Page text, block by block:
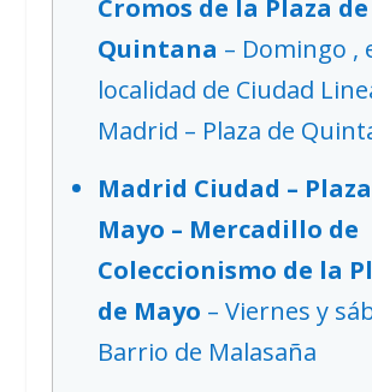
Cromos de la Plaza de
Quintana – Domingo ,
localidad de Ciudad
Madrid – Plaza de
Madrid Ciudad –
Mayo – Mercadillo de
Coleccionismo de la
de Mayo – Viernes y
Barrio de Malasaña